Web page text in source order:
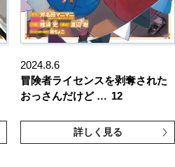
2024.8.6
冒険者ライセンスを剥奪された
おっさんだけど … 12
詳しく見る